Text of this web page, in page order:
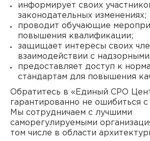
информирует своих
законодательных изменениях;
проводит обучающие
повышения квалификации;
защищает интересы своих
взаимодействии с
предоставляет доступ к
стандартам для повышения
Обратитесь в «Единый СРО
гарантированно не ошибиться
Мы сотрудничаем с лучшими
саморегулируемыми
том числе в области